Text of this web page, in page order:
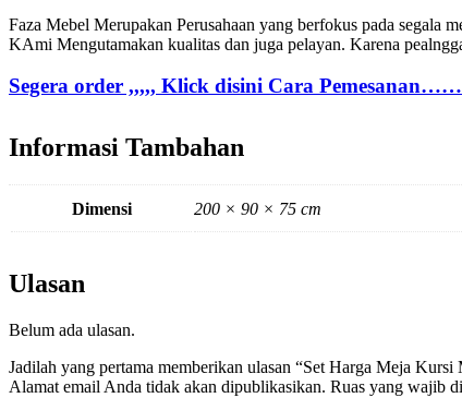
Faza Mebel Merupakan Perusahaan yang berfokus pada segala
KAmi Mengutamakan kualitas dan juga pelayan. Karena
Segera order ,,,,, Klick disini Cara
Informasi Tambahan
Dimensi 200 × 90 × 75 cm
Ulasan
Belum ada ulasan.
Jadilah yang pertama memberikan ulasan “Set Harga Meja
Alamat email Anda tidak akan dipublikasikan. Ruas yang wajib